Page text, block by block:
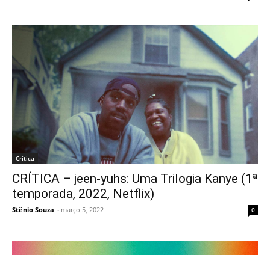
Crítica
CRÍTICA – jeen-yuhs: Uma Trilogia Kanye (1ª
temporada, 2022, Netflix)
Stênio Souza - março 5, 2022 0